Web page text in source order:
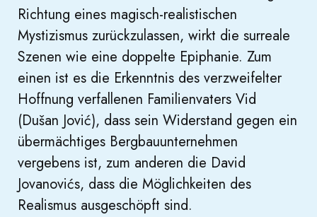
Richtung eines magisch-realistischen
Mystizismus zurückzulassen, wirkt die surreale
Szenen wie eine doppelte Epiphanie. Zum
einen ist es die Erkenntnis des verzweifelter
Hoffnung verfallenen Familienvaters Vid
(Dušan Jović), dass sein Widerstand gegen ein
übermächtiges Bergbauunternehmen
vergebens ist, zum anderen die David
Jovanovićs, dass die Möglichkeiten des
Realismus ausgeschöpft sind.